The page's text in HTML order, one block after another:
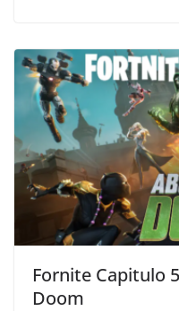
Fornite Capitulo
Doom